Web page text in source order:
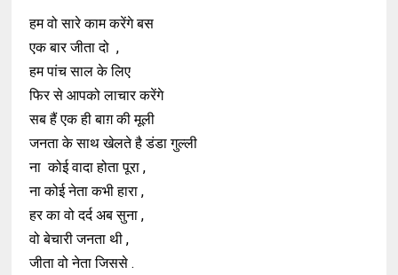
हम वो सारे काम करेंगे बस
एक बार जीता दो ,
हम पांच साल के लिए
फिर से आपको लाचार करेंगे
सब हैं एक ही बाग़ की मूली
जनता के साथ खेलते है डंडा गुल्ली
ना कोई वादा होता पूरा ,
ना कोई नेता कभी हारा ,
हर का वो दर्द अब सुना ,
वो बेचारी जनता थी ,
जीता वो नेता जिससे .